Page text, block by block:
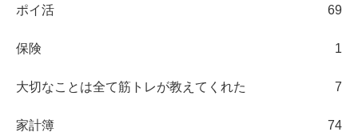
ポイ活 69
保険 1
大切なことは全て筋トレが教えてくれた 7
家計簿 74